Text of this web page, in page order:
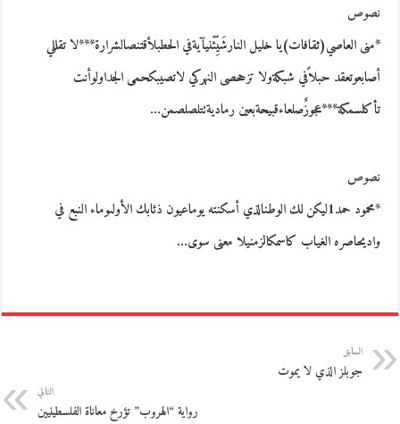
نصوص
*منى العاصي(ثقافات)يا خليل النارشَيِّئْنيآيةفي الحطبلأقتنصالشرارة***لا تقللي
أصابعوتعقد حبلاًفي شبكةولا تزححصى النهركي لاتصيبكحمى الجداولوأنت
تأكلسمكة***عجوزٌصلعاءقبيحةبعين رماديةتتلصلصمن…
نصوص
*محمود حمد1ليكن لك الوطنالذي أسكنته يوماعيون ذئابك الأولىوماء النبع في
واديحاصره الغياب كاسمكالزمنيلا معنى سوى…
السابق
جوبلز الذي لا يموت
التالي
رواية “الهروب” تؤرخ معاناة الفلسطينيين